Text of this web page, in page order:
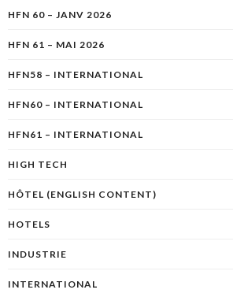
HFN 60 – JANV 2026
HFN 61 – MAI 2026
HFN58 – INTERNATIONAL
HFN60 – INTERNATIONAL
HFN61 – INTERNATIONAL
HIGH TECH
HÔTEL (ENGLISH CONTENT)
HOTELS
INDUSTRIE
INTERNATIONAL